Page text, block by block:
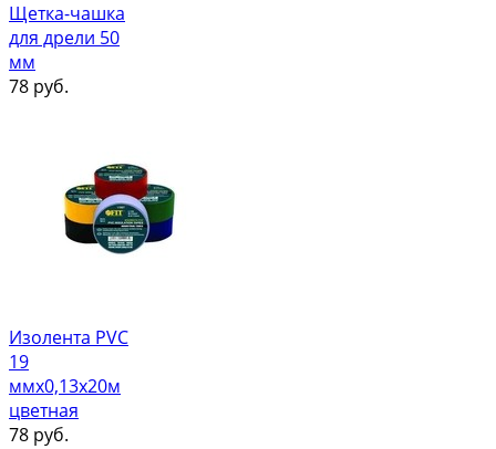
Щетка-чашка
для дрели 50
мм
78 руб.
Изолента PVC
19
ммх0,13х20м
цветная
78 руб.